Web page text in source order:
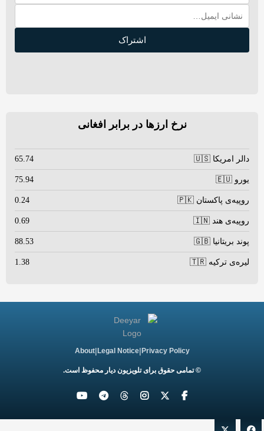
اشتراک
نرخ ارزها در برابر افغانی
دالر امریکا 🇺🇸 65.74
یورو 🇪🇺 75.94
روپیه‌ی پاکستان 🇵🇰 0.24
روپیه‌ی هند 🇮🇳 0.69
پوند بریتانیا 🇬🇧 88.53
لیره‌ی ترکیه 🇹🇷 1.38
Privacy Policy
|
Legal Notice
|
About
© تمامی حقوق برای تلویزیون دیار محفوظ است.